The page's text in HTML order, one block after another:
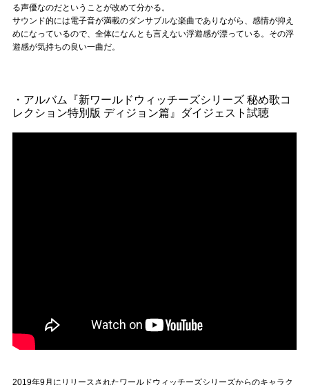
る声優なのだということが改めて分かる。
サウンド的には電子音が満載のダンサブルな楽曲でありながら、感情が抑え
めになっているので、全体になんとも言えない浮遊感が漂っている。その浮
遊感が気持ちの良い一曲だ。
・アルバム『新ワールドウィッチーズシリーズ 秘め歌コ
レクション特別版 ディジョン篇』ダイジェスト試聴
2019年9月にリリースされたワールドウィッチーズシリーズからのキャラク